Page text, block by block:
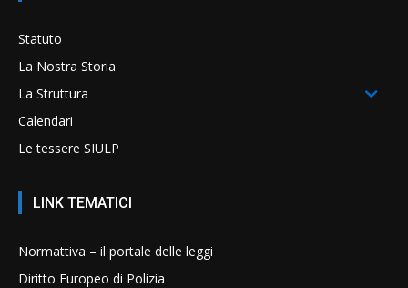
Statuto
La Nostra Storia
La Struttura
Calendari
Le tessere SIULP
LINK TEMATICI
Normattiva – il portale delle leggi
Diritto Europeo di Polizia